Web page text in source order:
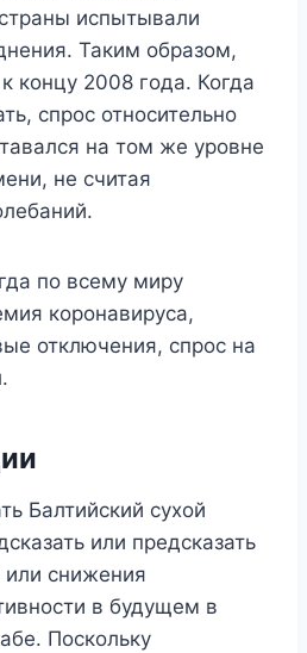
испытывали
Таким образом,
концу 2008 года. Когда
спрос относительно
на том же уровне
не считая
по всему миру
коронавируса,
отключения, спрос на
Балтийский сухой
или предсказать
или снижения
в будущем в
Поскольку